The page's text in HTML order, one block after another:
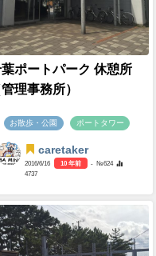
ポートパーク 休憩所
管理事務所）
お散歩・公園 ポートタワー
caretaker
2016/6/16 10 年前
- №624
4737